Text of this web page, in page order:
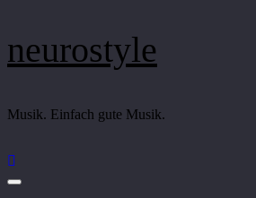
neurostyle
Musik. Einfach gute Musik.